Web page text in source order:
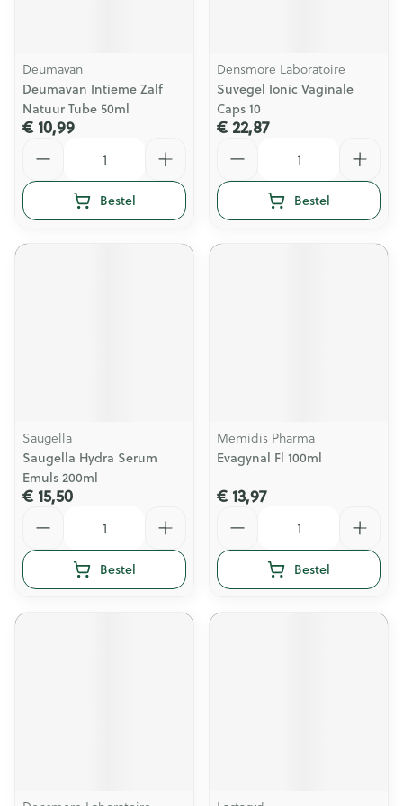
Deumavan
Deumavan Intieme Zalf
Natuur Tube 50ml
€ 10,99
Bestel
Densmore Laboratoire
Suvegel Ionic Vaginale
Caps 10
€ 22,87
Bestel
Saugella
Saugella Hydra Serum
Emuls 200ml
€ 15,50
Bestel
Memidis Pharma
Evagynal Fl 100ml
€ 13,97
Bestel